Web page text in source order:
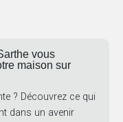
vous
maison sur
? Découvrez ce qui
dans un avenir